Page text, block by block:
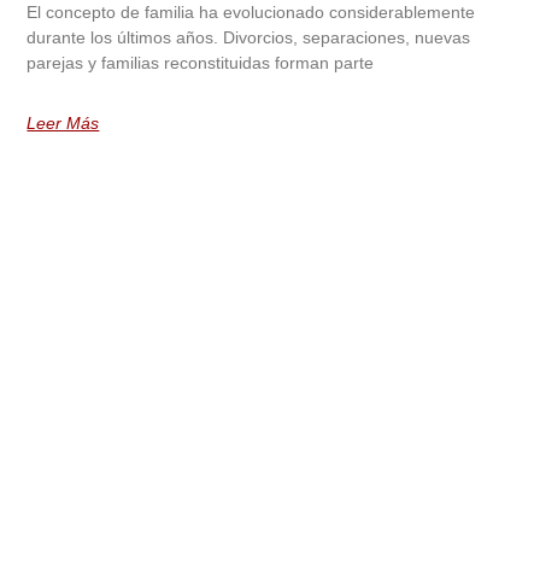
El concepto de familia ha evolucionado considerablemente
durante los últimos años. Divorcios, separaciones, nuevas
parejas y familias reconstituidas forman parte
Leer Más